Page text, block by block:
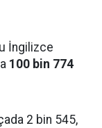
İngilizce
100 bin 774
2 bin 545,